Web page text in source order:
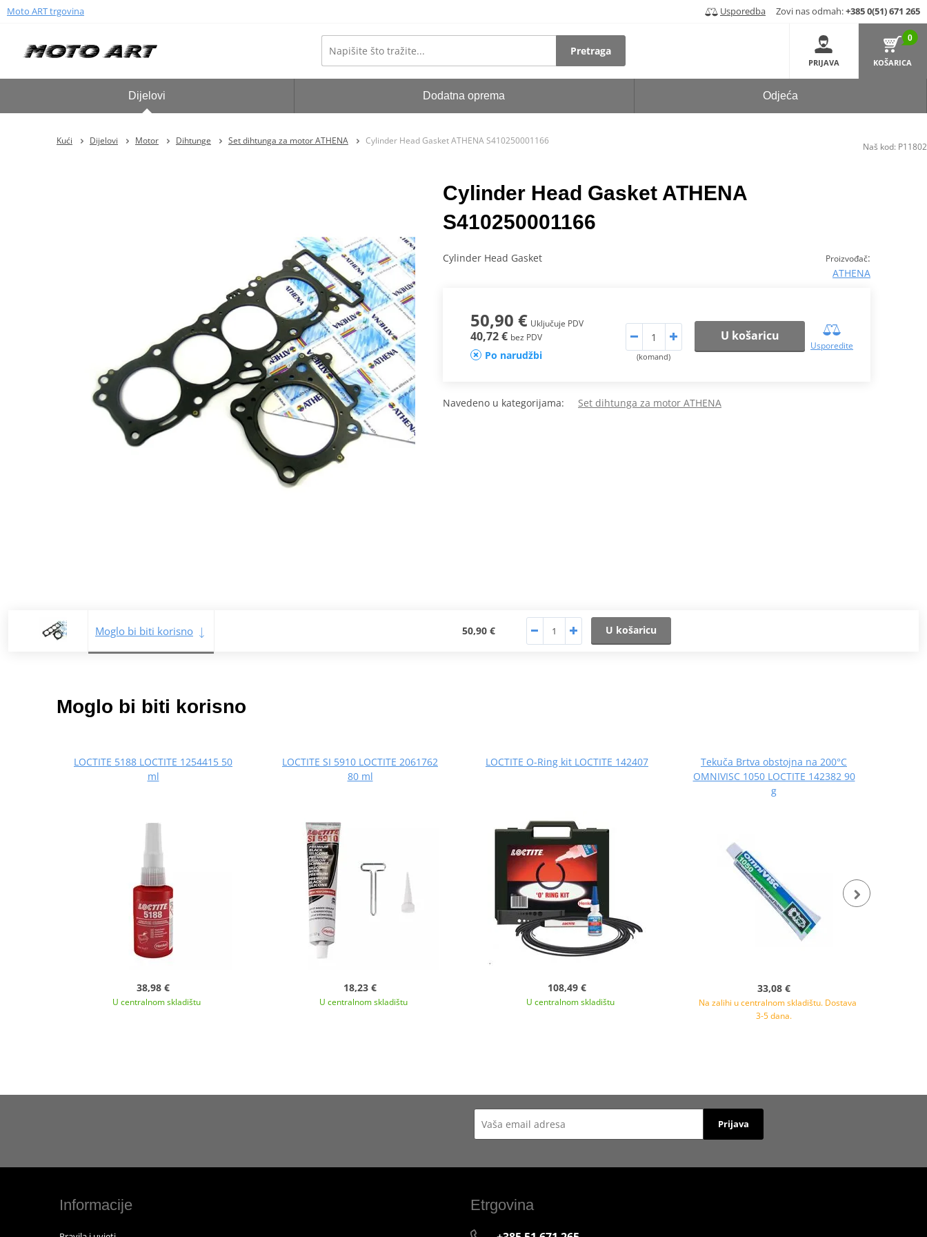
Moto ART trgovina Usporedba Zovi nas odmah:+385 0(51) 671 265
Pretraga
PRIJAVA
0
KOŠARICA
Dijelovi Dodatna oprema Odjeća
Kući Dijelovi Motor Dihtunge Set dihtunga za motor ATHENA Cylinder Head Gasket ATHENA S410250001166
Cylinder Head Gasket ATHENA
S410250001166
Proizvođač:
ATHENA
Cylinder Head Gasket
50,90 € Uključuje PDV
40,72 € bez PDV
Po narudžbi (komand)
U košaricu
Usporedite
Navedeno u kategorijama: Set dihtunga za motor ATHENA
Moglo bi biti korisno 50,90 € U košaricu
Naš kod: P11802
Moglo bi biti korisno
LOCTITE 5188 LOCTITE 1254415 50
ml
38,98 €
U centralnom skladištu
LOCTITE SI 5910 LOCTITE 2061762
80 ml
18,23 €
U centralnom skladištu
LOCTITE O-Ring kit LOCTITE 142407
108,49 €
U centralnom skladištu
Tekuča Brtva obstojna na 200°C
OMNIVISC 1050 LOCTITE 142382 90
g
33,08 €
Na zalihi u centralnom skladištu. Dostava
3-5 dana.
Prijava
Informacije Etrgovina